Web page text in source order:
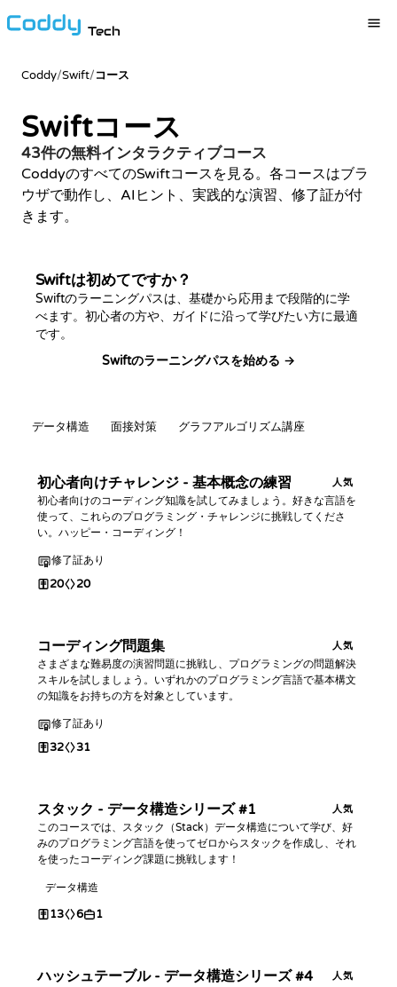
Tech
Coddy/Swift/コース
Swiftコース
43件の無料インタラクティブコース
CoddyのすべてのSwiftコースを見る。各コースはブラ
ウザで動作し、AIヒント、実践的な演習、修了証が付
きます。
Swiftは初めてですか？
Swiftのラーニングパスは、基礎から応用まで段階的に学
べます。初心者の方や、ガイドに沿って学びたい方に最適
です。
Swiftのラーニングパスを始める →
データ構造 面接対策 グラフアルゴリズム講座
初心者向けチャレンジ - 基本概念の練習 人気
初心者向けのコーディング知識を試してみましょう。好きな言語を
使って、これらのプログラミング・チャレンジに挑戦してくださ
い。ハッピー・コーディング！
修了証あり
20 20
コーディング問題集 人気
さまざまな難易度の演習問題に挑戦し、プログラミングの問題解決
スキルを試しましょう。いずれかのプログラミング言語で基本構文
の知識をお持ちの方を対象としています。
修了証あり
32 31
スタック - データ構造シリーズ #1 人気
このコースでは、スタック（Stack）データ構造について学び、好
みのプログラミング言語を使ってゼロからスタックを作成し、それ
を使ったコーディング課題に挑戦します！
データ構造
13 6 1
ハッシュテーブル - データ構造シリーズ #4 人気